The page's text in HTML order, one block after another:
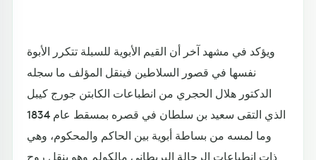
ويؤكد في مشهد آخر أن القيم الأبوية للسبلة تتكرر الأبوة
نفسها في قصور السلاطين فينقل المؤلف ما سجله
الدكتور هلال الحجري من انطباعات الكابتن جورج كيبل
الذي التقى سعيد بن سلطان في قصره بمسقط عام 1834
وما لمسه من بساطة أبوية بين الحاكم والمحكوم، وهي
ذات انطباعات الرحالة البريطاني مالكولم وهو ينقل روح